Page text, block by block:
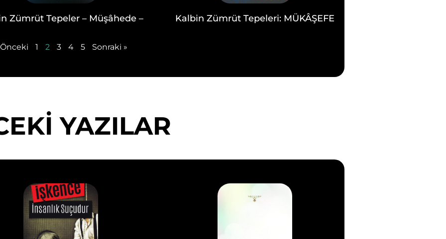
Zümrüt Tepeler – Müşâhede – Kalbin Zümrüt Tepeleri: MÜKÂŞEFE
1 2 3 4 5 Sonraki »
YAZILAR